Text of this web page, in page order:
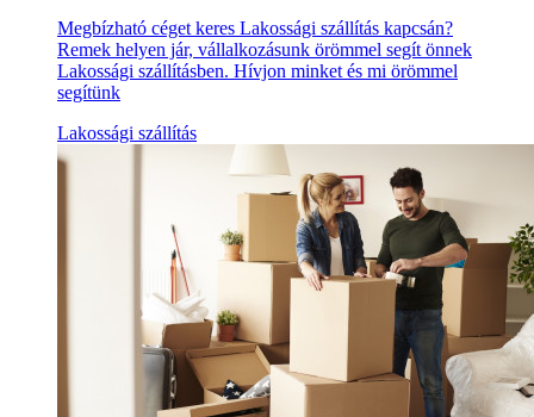
Megbízható céget keres Lakossági szállítás kapcsán?
Remek helyen jár, vállalkozásunk örömmel segít önnek
Lakossági szállításben. Hívjon minket és mi örömmel
segítünk
Lakossági szállítás